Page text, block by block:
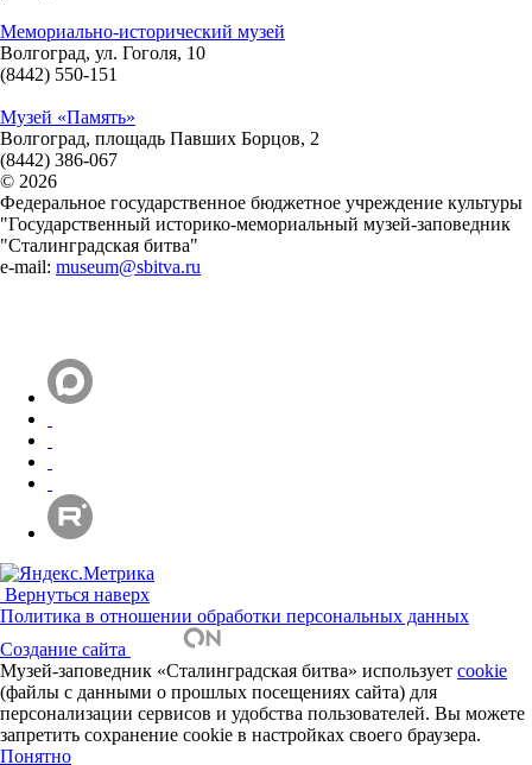
Мемориально-исторический музей
Волгоград, ул. Гоголя, 10
(8442) 550-151
Музей «Память»
Волгоград, площадь Павших Борцов, 2
(8442) 386-067
© 2026
Федеральное государственное бюджетное учреждение культуры
"Государственный историко-мемориальный музей-заповедник
"Сталинградская битва"
e-mail: museum@sbitva.ru
Вернуться наверх
Политика в отношении обработки персональных данных
Создание сайта
Музей-заповедник «Сталинградская битва» использует cookie
(файлы с данными о прошлых посещениях сайта) для
персонализации сервисов и удобства пользователей. Вы можете
запретить сохранение cookie в настройках своего браузера.
Понятно